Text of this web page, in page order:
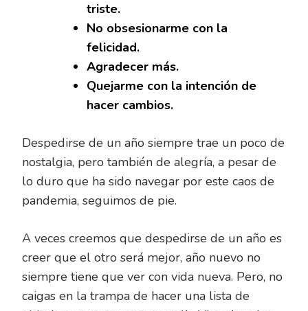
triste.
No obsesionarme con la
felicidad.
Agradecer más.
Quejarme con la intención de
hacer cambios.
Despedirse de un año siempre trae un poco de
nostalgia, pero también de alegría, a pesar de
lo duro que ha sido navegar por este caos de
pandemia, seguimos de pie.
A veces creemos que despedirse de un año es
creer que el otro será mejor, año nuevo no
siempre tiene que ver con vida nueva. Pero, no
caigas en la trampa de hacer una lista de